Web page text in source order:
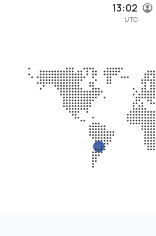
13:02
UTC